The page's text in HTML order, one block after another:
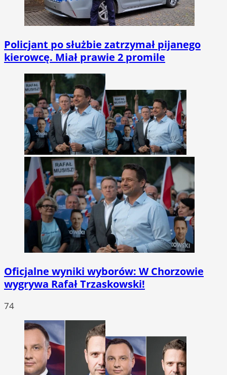
Policjant po służbie zatrzymał pijanego
kierowcę. Miał prawie 2 promile
Oficjalne wyniki wyborów: W Chorzowie
wygrywa Rafał Trzaskowski!
74